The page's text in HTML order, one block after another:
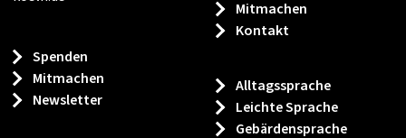
Spenden
Mitmachen
Newsletter
Mitmachen
Kontakt
Alltagssprache
Leichte Sprache
Gebärdensprache